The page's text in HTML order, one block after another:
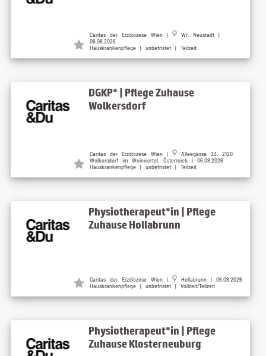
Caritas der Erzdiözese Wien |
Wr. Neustadt |
06.08.2026
Hauskrankenpflege | unbefristet | Teilzeit
DGKP* | Pflege Zuhause
Wolkersdorf
Caritas der Erzdiözese Wien |
Alleegasse 23, 2120
Wolkersdorf im Weinviertel, Österreich | 06.08.2026
Hauskrankenpflege | unbefristet | Teilzeit
Physiotherapeut*in | Pflege
Zuhause Hollabrunn
Caritas der Erzdiözese Wien |
Hollabrunn | 06.08.2026
Hauskrankenpflege | unbefristet | Vollzeit/Teilzeit
Physiotherapeut*in | Pflege
Zuhause Klosterneuburg